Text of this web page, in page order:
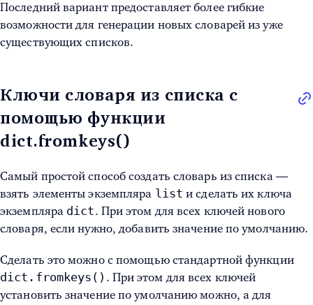
Последний вариант предоставляет более гибкие
возможности для генерации новых словарей из уже
существующих списков.
Ключи словаря из списка с
помощью функции
dict.fromkeys()
Самый простой способ создать словарь из списка —
взять элементы экземпляра list и сделать их ключа
экземпляра dict. При этом для всех ключей нового
словаря, если нужно, добавить значение по умолчанию.
Сделать это можно с помощью стандартной функции
dict.fromkeys() . При этом для всех ключей
установить значение по умолчанию можно, а для